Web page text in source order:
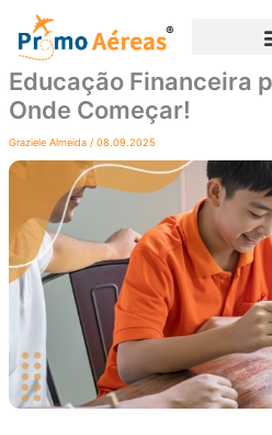
para
conteúdo
Educação Financeira
Onde Começar!
Graziele Almeida / 08.09.2025